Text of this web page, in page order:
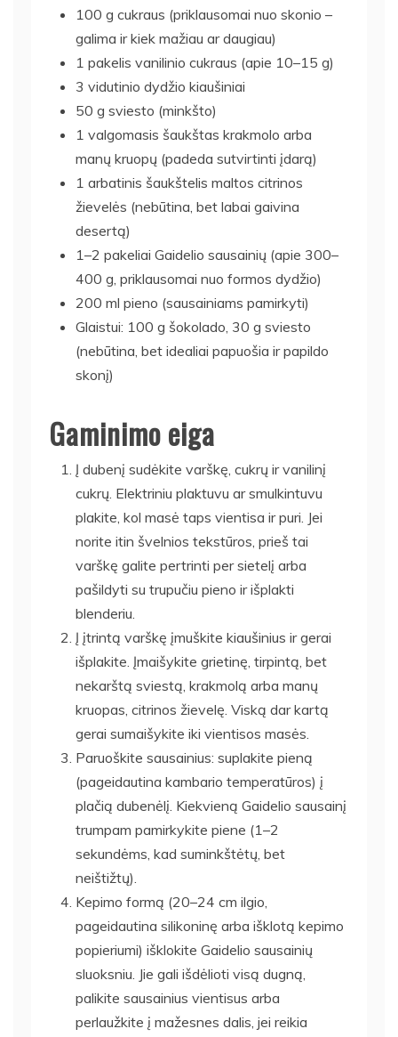
100 g cukraus (priklausomai nuo skonio –
galima ir kiek mažiau ar daugiau)
1 pakelis vanilinio cukraus (apie 10–15 g)
3 vidutinio dydžio kiaušiniai
50 g sviesto (minkšto)
1 valgomasis šaukštas krakmolo arba
manų kruopų (padeda sutvirtinti įdarą)
1 arbatinis šaukštelis maltos citrinos
žievelės (nebūtina, bet labai gaivina
desertą)
1–2 pakeliai Gaidelio sausainių (apie 300–
400 g, priklausomai nuo formos dydžio)
200 ml pieno (sausainiams pamirkyti)
Glaistui: 100 g šokolado, 30 g sviesto
(nebūtina, bet idealiai papuošia ir papildo
skonį)
Gaminimo eiga
Į dubenį sudėkite varškę, cukrų ir vanilinį
cukrų. Elektriniu plaktuvu ar smulkintuvu
plakite, kol masė taps vientisa ir puri. Jei
norite itin švelnios tekstūros, prieš tai
varškę galite pertrinti per sietelį arba
pašildyti su trupučiu pieno ir išplakti
blenderiu.
Į įtrintą varškę įmuškite kiaušinius ir gerai
išplakite. Įmaišykite grietinę, tirpintą, bet
nekarštą sviestą, krakmolą arba manų
kruopas, citrinos žievelę. Viską dar kartą
gerai sumaišykite iki vientisos masės.
Paruoškite sausainius: suplakite pieną
(pageidautina kambario temperatūros) į
plačią dubenėlį. Kiekvieną Gaidelio sausainį
trumpam pamirkykite piene (1–2
sekundėms, kad suminkštėtų, bet
neištižtų).
Kepimo formą (20–24 cm ilgio,
pageidautina silikoninę arba išklotą kepimo
popieriumi) išklokite Gaidelio sausainių
sluoksniu. Jie gali išdėlioti visą dugną,
palikite sausainius vientisus arba
perlaužkite į mažesnes dalis, jei reikia